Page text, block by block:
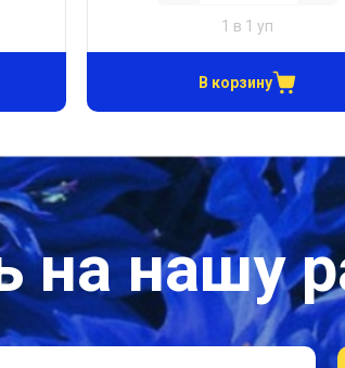
1 в 1 уп
В корзину
на нашу